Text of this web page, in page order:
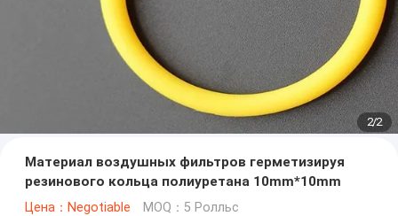
2/2
Материал воздушных фильтров герметизируя
резинового кольца полиуретана 10mm*10mm
Цена：Negotiable MOQ：5 Ролльс